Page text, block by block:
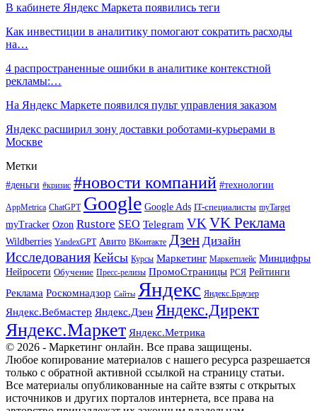
В кабинете Яндекс Маркета появились теги
Как инвестиции в аналитику помогают сократить расходы
на…
4 распространенные ошибки в аналитике контекстной
рекламы:…
На Яндекс Маркете появился пульт управления заказом
Яндекс расширил зону доставки роботами-курьерами в
Москве
Метки
#деньги #кризис #новости компаний #технологии
AppMetrica ChatGPT Google Google Ads IT-специалисты myTarget
myTracker Ozon Rustore SEO Telegram VK VK Реклама
Wildberries YandexGPT Авито ВКонтакте Дзен Дизайн
Исследования Кейсы Курсы Маркетинг Маркетплейс Минцифры
Нейросети Обучение Пресс-релизы ПромоСтраницы РСЯ Рейтинги
Реклама Роскомнадзор Сайты Яндекс Яндекс.Браузер
Яндекс.Вебмастер Яндекс.Дзен Яндекс.Директ
Яндекс.Маркет Яндекс.Метрика
© 2026 - Маркетинг онлайн. Все права защищены.
Любое копирование материалов с нашего ресурса разрешается
только с обратной активной ссылкой на страницу статьи.
Все материалы опубликованные на сайте взяты с открытых
источников и других порталов интернета, все права на